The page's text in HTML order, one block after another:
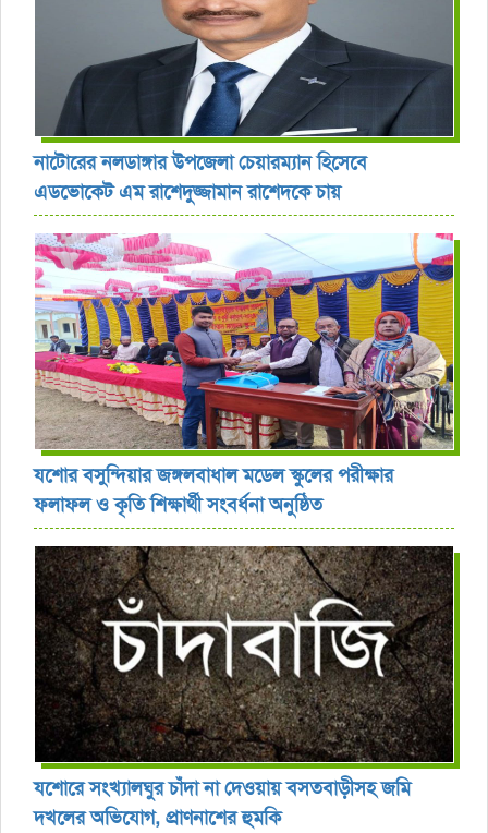
নাটোরের নলডাঙ্গার উপজেলা চেয়ারম্যান হিসেবে
এডভোকেট এম রাশেদুজ্জামান রাশেদকে চায়
যশোর বসুন্দিয়ার জঙ্গলবাধাল মডেল স্কুলের পরীক্ষার
ফলাফল ও কৃতি শিক্ষার্থী সংবর্ধনা অনুষ্ঠিত
যশোরে সংখ্যালঘুর চাঁদা না দেওয়ায় বসতবাড়ীসহ জমি
দখলের অভিযোগ, প্রাণনাশের হুমকি